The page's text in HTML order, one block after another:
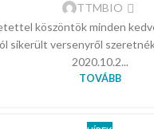
TTMBIO
köszöntök minden
sikerült versenyről
2020.10.2...
TOVÁBB